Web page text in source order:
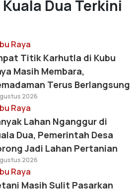
Dua Terkini
Raya
Titik Karhutla di Kubu
Masih Membara,
Terus Berlangsung
2026
Raya
Lahan Nganggur di
Dua, Pemerintah Desa
Jadi Lahan Pertanian
2026
Raya
Masih Sulit Pasarkan